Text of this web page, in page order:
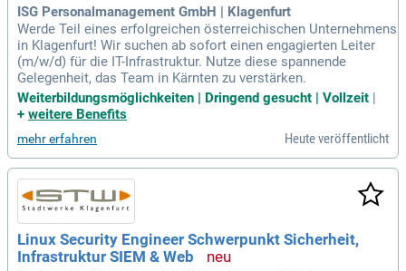
ISG Personalmanagement GmbH | Klagenfurt
Werde Teil eines erfolgreichen österreichischen Unternehmens
in Klagenfurt! Wir suchen ab sofort einen engagierten Leiter
(m/w/d) für die IT-Infrastruktur. Nutze diese spannende
Gelegenheit, das Team in Kärnten zu verstärken.
Weiterbildungsmöglichkeiten | Dringend gesucht | Vollzeit |
+ weitere Benefits
mehr erfahren Heute veröffentlicht
Linux Security Engineer Schwerpunkt Sicherheit,
Infrastruktur SIEM & Web